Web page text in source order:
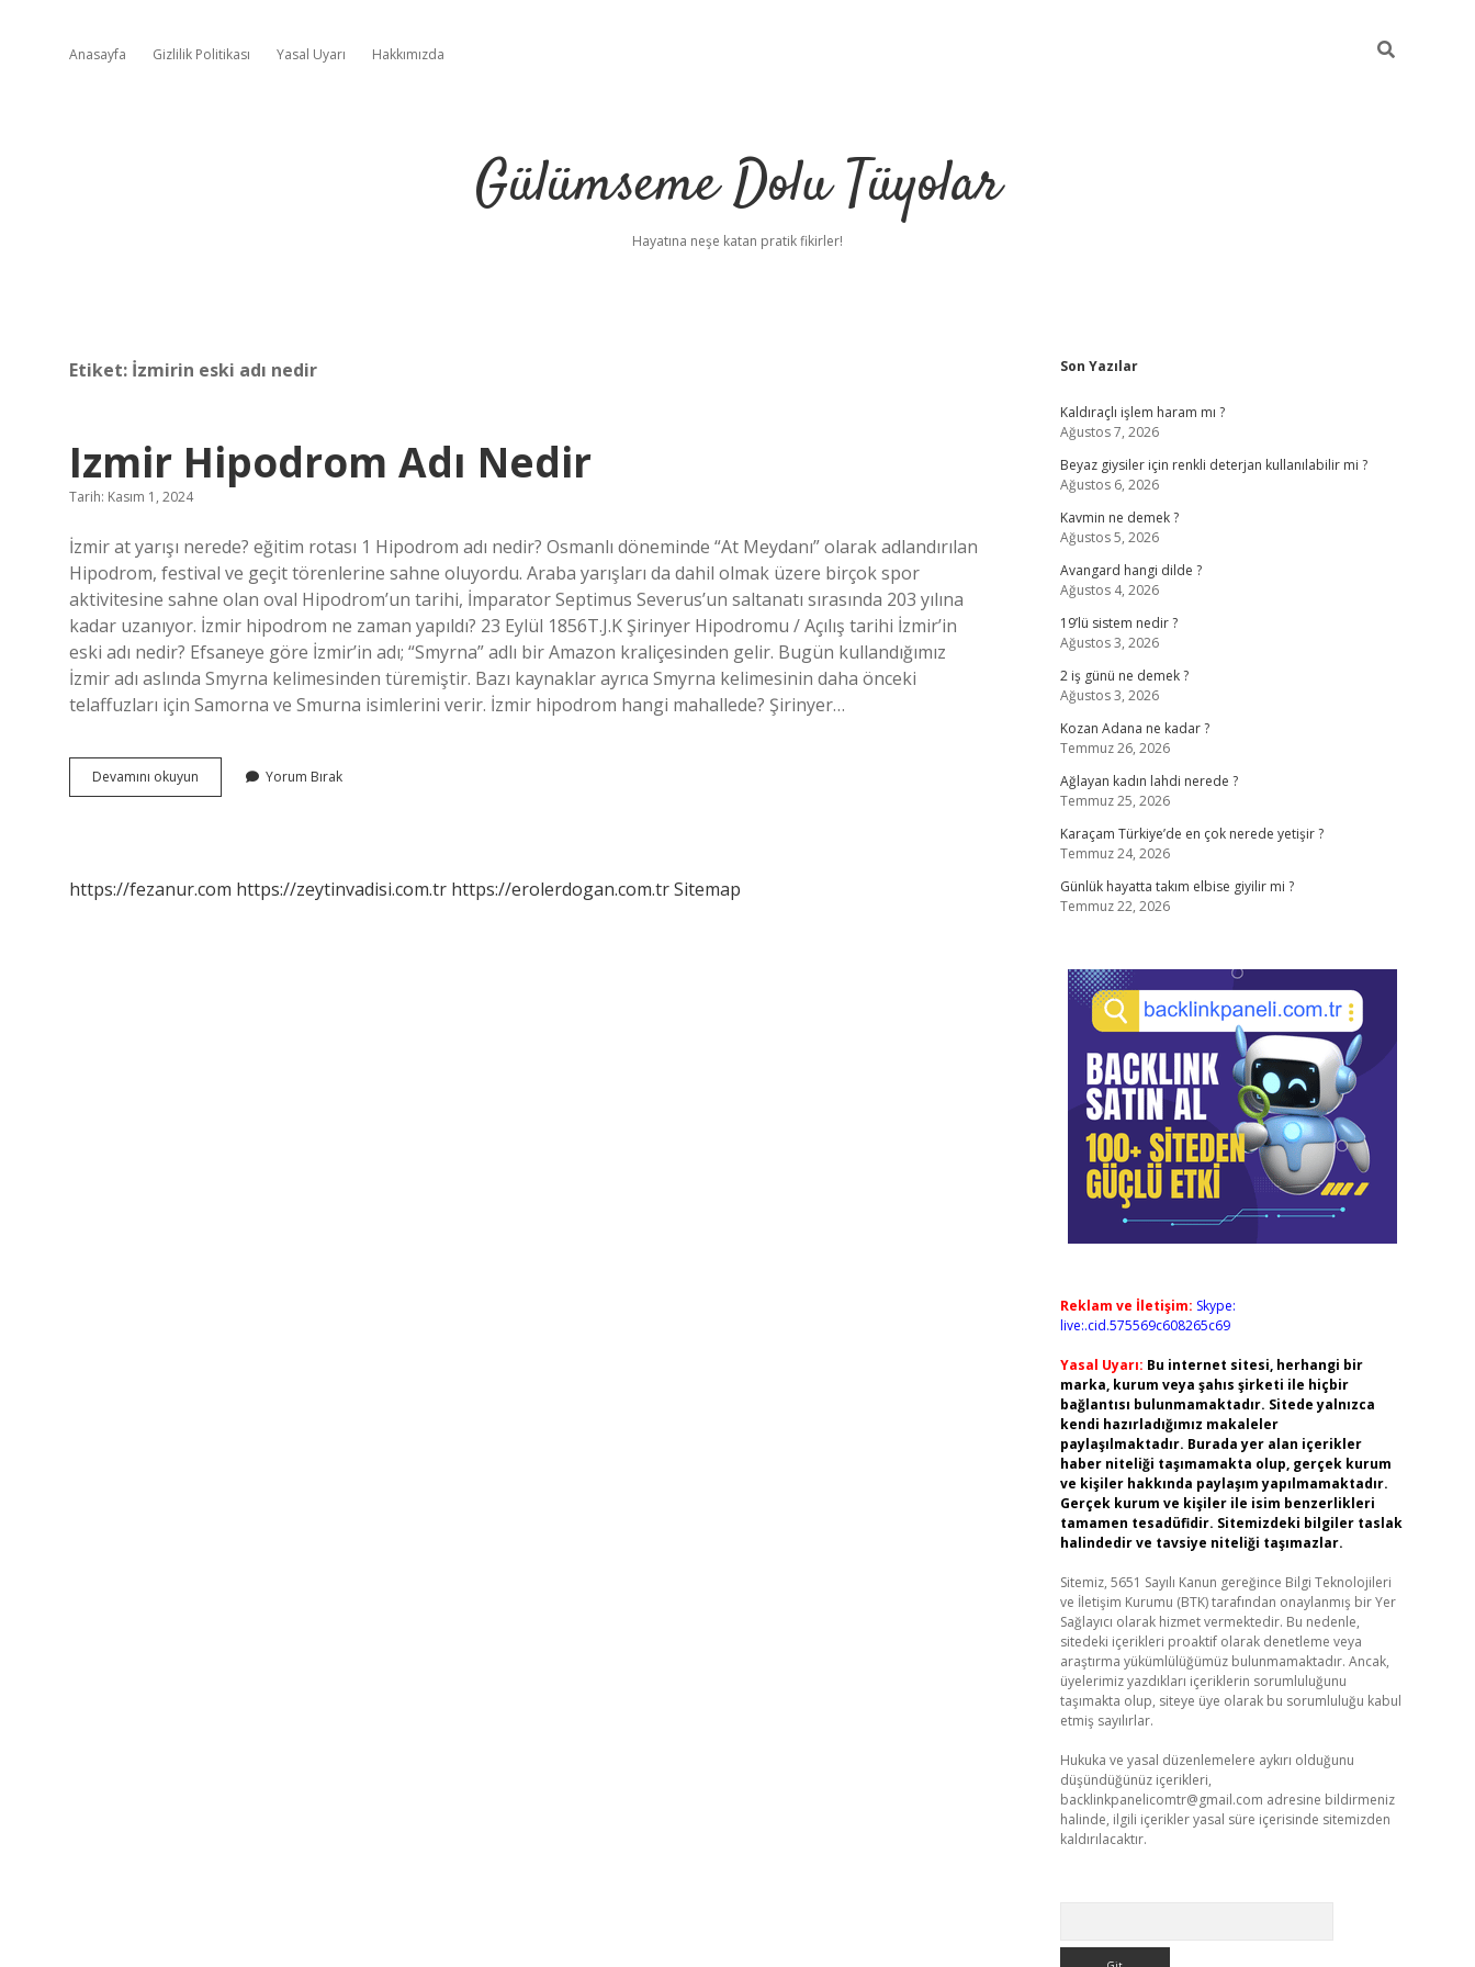
Anasayfa Gizlilik Politikası Yasal Uyarı Hakkımızda
Gülümseme Dolu Tüyolar
Hayatına neşe katan pratik fikirler!
Etiket: İzmirin eski adı nedir
Izmir Hipodrom Adı Nedir
Tarih: Kasım 1, 2024
İzmir at yarışı nerede? eğitim rotası 1 Hipodrom adı nedir? Osmanlı döneminde “At Meydanı” olarak adlandırılan
Hipodrom, festival ve geçit törenlerine sahne oluyordu. Araba yarışları da dahil olmak üzere birçok spor
aktivitesine sahne olan oval Hipodrom’un tarihi, İmparator Septimus Severus’un saltanatı sırasında 203 yılına
kadar uzanıyor. İzmir hipodrom ne zaman yapıldı? 23 Eylül 1856T.J.K Şirinyer Hipodromu / Açılış tarihi İzmir’in
eski adı nedir? Efsaneye göre İzmir’in adı; “Smyrna” adlı bir Amazon kraliçesinden gelir. Bugün kullandığımız
İzmir adı aslında Smyrna kelimesinden türemiştir. Bazı kaynaklar ayrıca Smyrna kelimesinin daha önceki
telaffuzları için Samorna ve Smurna isimlerini verir. İzmir hipodrom hangi mahallede? Şirinyer…
Devamını okuyun
Hipodrom
Yorum Bırak
https://fezanur.com https://zeytinvadisi.com.tr https://erolerdogan.com.trSitemap
Sidebar
Son Yazılar
Kaldıraçlı işlem haram mı ?
Ağustos 7, 2026
Beyaz giysiler için renkli deterjan kullanılabilir mi ?
Ağustos 6, 2026
Kavmin ne demek ?
Ağustos 5, 2026
Avangard hangi dilde ?
Ağustos 4, 2026
19’lü sistem nedir ?
Ağustos 3, 2026
2 iş günü ne demek ?
Ağustos 3, 2026
Kozan Adana ne kadar ?
Temmuz 26, 2026
Ağlayan kadın lahdi nerede ?
Temmuz 25, 2026
Karaçam Türkiye’de en çok nerede yetişir ?
Temmuz 24, 2026
Günlük hayatta takım elbise giyilir mi ?
Temmuz 22, 2026
Reklam ve İletişim: Skype:
live:.cid.575569c608265c69
Yasal Uyarı: Bu internet sitesi, herhangi bir
marka, kurum veya şahıs şirketi ile hiçbir
bağlantısı bulunmamaktadır. Sitede yalnızca
kendi hazırladığımız makaleler
paylaşılmaktadır. Burada yer alan içerikler
haber niteliği taşımamakta olup, gerçek kurum
ve kişiler hakkında paylaşım yapılmamaktadır.
Gerçek kurum ve kişiler ile isim benzerlikleri
tamamen tesadüfidir. Sitemizdeki bilgiler taslak
halindedir ve tavsiye niteliği taşımazlar.
Sitemiz, 5651 Sayılı Kanun gereğince Bilgi Teknolojileri
ve İletişim Kurumu (BTK) tarafından onaylanmış bir Yer
Sağlayıcı olarak hizmet vermektedir. Bu nedenle,
sitedeki içerikleri proaktif olarak denetleme veya
araştırma yükümlülüğümüz bulunmamaktadır. Ancak,
üyelerimiz yazdıkları içeriklerin sorumluluğunu
taşımakta olup, siteye üye olarak bu sorumluluğu kabul
etmiş sayılırlar.
Hukuka ve yasal düzenlemelere aykırı olduğunu
düşündüğünüz içerikleri,
backlinkpanelicomtr@gmail.com adresine bildirmeniz
halinde, ilgili içerikler yasal süre içerisinde sitemizden
kaldırılacaktır.
ilbet yeni girişilbet